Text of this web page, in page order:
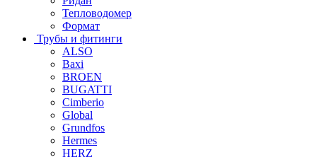
Тепловодомер
Формат
Трубы и фитинги
ALSO
Baxi
BROEN
BUGATTI
Cimberio
Global
Grundfos
Hermes
HERZ